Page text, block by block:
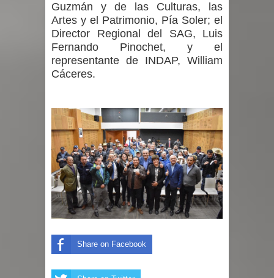
Guzmán y de las Culturas, las
Artes y el Patrimonio, Pía Soler; el
Director Regional del SAG, Luis
Fernando Pinochet, y el
representante de INDAP, William
Cáceres.
Share on Facebook